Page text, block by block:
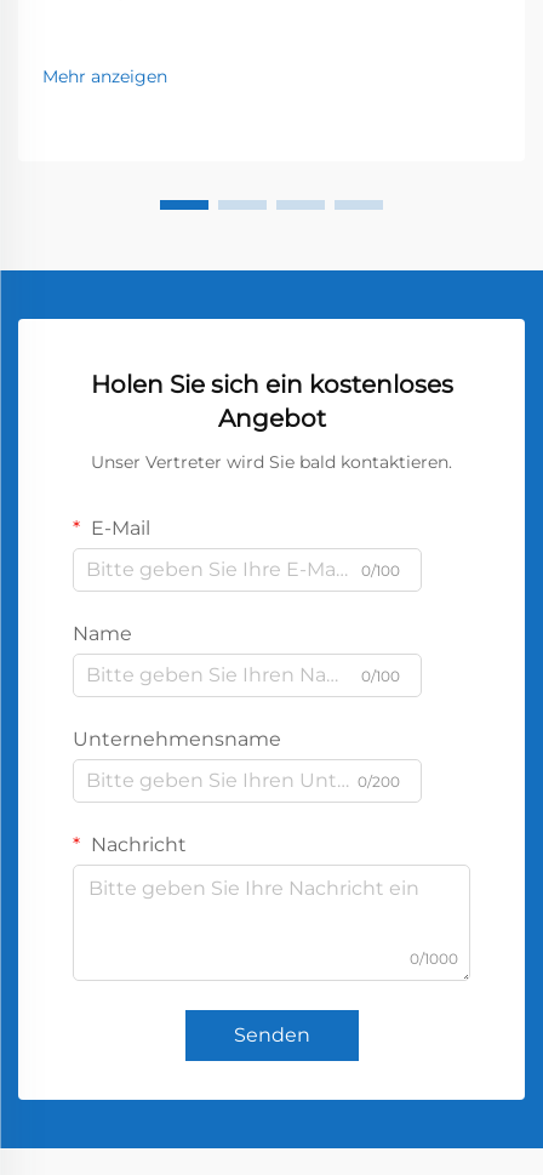
Mehr anzeigen
Holen Sie sich ein kostenloses
Angebot
Unser Vertreter wird Sie bald kontaktieren.
E-Mail
0/100
Name
0/100
Unternehmensname
0/200
Nachricht
0/1000
Senden